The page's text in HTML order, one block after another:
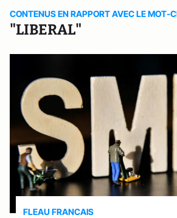
CONTENUS EN RAPPORT AVEC LE MOT-
"LIBERAL"
FLEAU FRANCAIS